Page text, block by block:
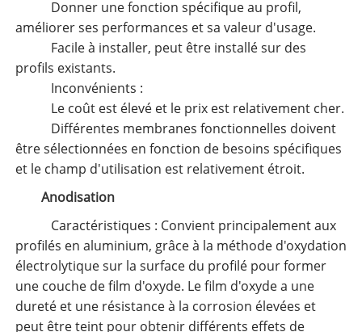
Donner une fonction spécifique au profil,
améliorer ses performances et sa valeur d'usage.
Facile à installer, peut être installé sur des
profils existants.
Inconvénients :
Le coût est élevé et le prix est relativement cher.
Différentes membranes fonctionnelles doivent
être sélectionnées en fonction de besoins spécifiques
et le champ d'utilisation est relativement étroit.
Anodisation
Caractéristiques : Convient principalement aux
profilés en aluminium, grâce à la méthode d'oxydation
électrolytique sur la surface du profilé pour former
une couche de film d'oxyde. Le film d'oxyde a une
dureté et une résistance à la corrosion élevées et
peut être teint pour obtenir différents effets de